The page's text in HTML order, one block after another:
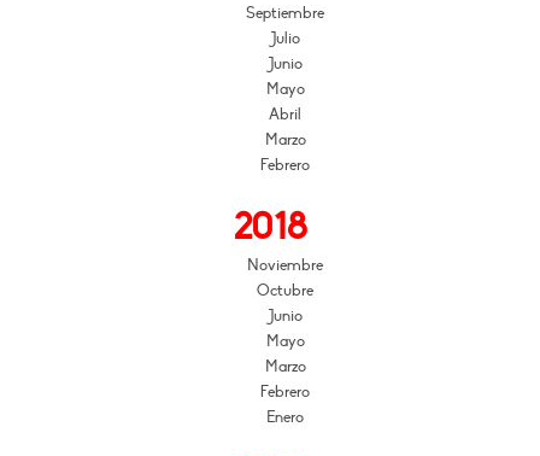
Septiembre
Julio
Junio
Mayo
Abril
Marzo
Febrero
2018
Noviembre
Octubre
Junio
Mayo
Marzo
Febrero
Enero